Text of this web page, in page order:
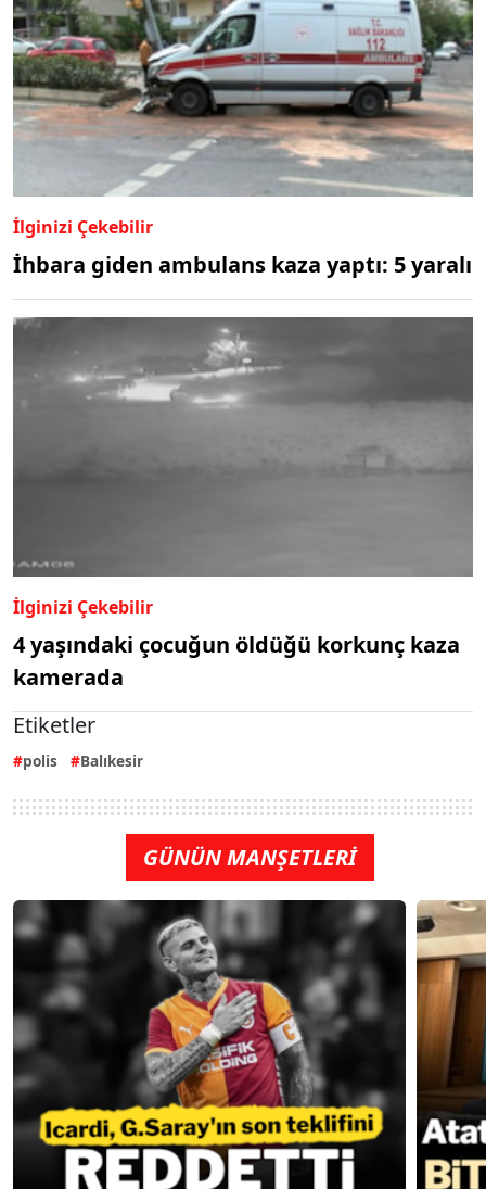
İlginizi Çekebilir
İhbara giden ambulans kaza yaptı: 5 yaralı
İlginizi Çekebilir
4 yaşındaki çocuğun öldüğü korkunç kaza
kamerada
Etiketler
polis Balıkesir
GÜNÜN MANŞETLERİ